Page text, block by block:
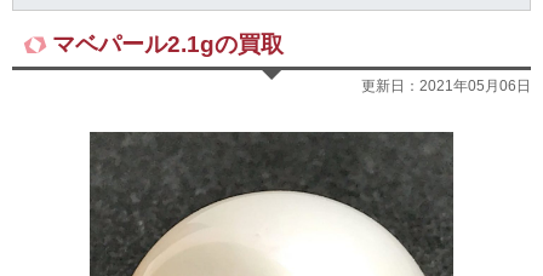
マベパール2.1gの買取
更新日： 2021年05月06日